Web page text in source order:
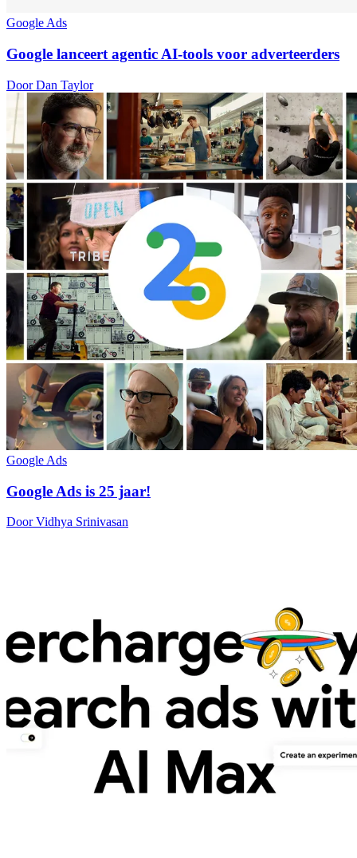
Google Ads
Google lanceert agentic AI-tools voor adverteerders
Door Dan Taylor
Google Ads
Google Ads is 25 jaar!
Door Vidhya Srinivasan